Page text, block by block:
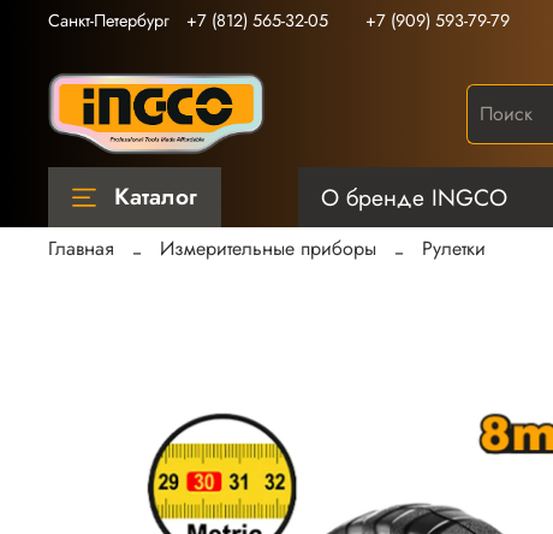
Санкт-Петербург +7 (812) 565-32-05 +7 (909) 593-79-79
Каталог О бренде INGCO
Главная Измерительные приборы Рулетки